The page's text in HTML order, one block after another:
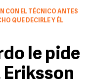
CON EL TÉCNICO ANTES
QUE DECIRLE Y ÉL
le pide